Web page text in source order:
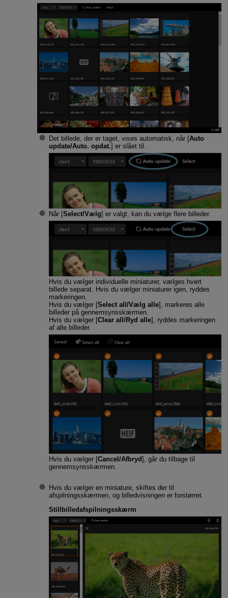
Det billede, der er taget, vises automatisk, når [Auto
update/Auto. opdat.] er slået til.
Når [Select/Vælg] er valgt, kan du vælge flere billeder.
Hvis du vælger individuelle miniaturer, vælges hvert
billede separat. Hvis du vælger miniaturer igen, ryddes
markeringen.
Hvis du vælger [Select all/Vælg alle], markeres alle
billeder på gennemsynsskærmen.
Hvis du vælger [Clear all/Ryd alle], ryddes markeringen
af alle billeder.
Hvis du vælger [Cancel/Afbryd], går du tilbage til
gennemsynsskærmen.
Hvis du vælger en miniature, skiftes der til
afspilningsskærmen, og billedvisningen er forstørret.
Stillbilledafspilningsskærm